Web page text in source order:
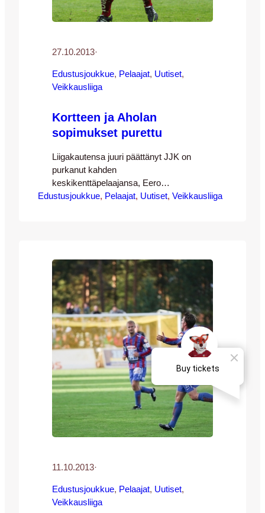
27.10.2013·
Edustusjoukkue, Pelaajat, Uutiset
Veikkausliiga
Kortteen ja Aholan
sopimukset purettu
Liigakautensa juuri päättänyt JJK on
purkanut kahden
keskikenttäpelaajansa, Eero
Kortteen ja Santeri Aholan, sopimukset.
loukkaantumisten kanssa koko
kolmikautisen JJK-pestinsä ajan –
otteluita Kettupaidassa kertyi 40, joissa
syntyi kolme maalia. JJK:n vaihtaessa
sarjaporrasta nyt pykälää alemmas
lähtee Korte jatkamaan uraansa yhä
Veikkausliigassa.…
Edustusjoukkue, Pelaajat, Uutiset, Veikkausliiga
11.10.2013·
Edustusjoukkue, Pelaajat, Uutiset
Veikkausliiga